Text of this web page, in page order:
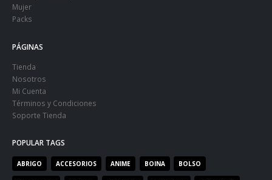
Mujer
Packs
PÁGINAS
Tienda
Nosotros
Mi Cuenta
Términos y Condiciones
Soporte Tienda
POPULAR TAGS
ABRIGO ACCESORIOS ANIME BOINA BOLSO